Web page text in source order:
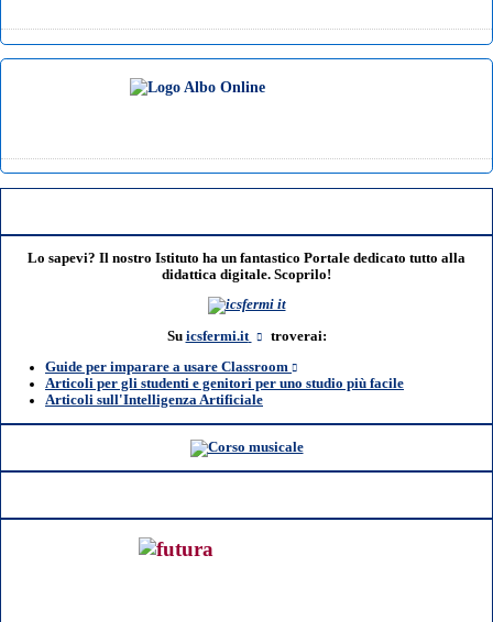
Lo sapevi? Il nostro Istituto ha un fantastico Portale dedicato tutto alla
didattica digitale. Scoprilo!
Su icsfermi.it
troverai:
Guide per imparare a usare Classroom
Articoli per gli studenti e genitori per uno studio più facile
Articoli sull'Intelligenza Artificiale